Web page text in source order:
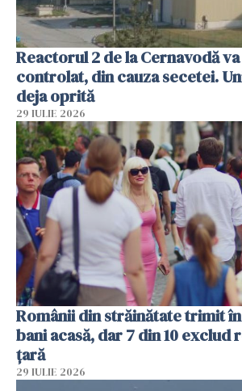
Reactorul 2 de la Cernavodă
controlat, din cauza secetei.
deja oprită
29 IULIE 2026
Românii din străinătate trimit
bani acasă, dar 7 din 10 exclud
țară
29 IULIE 2026